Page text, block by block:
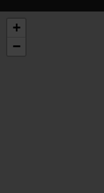
+
−